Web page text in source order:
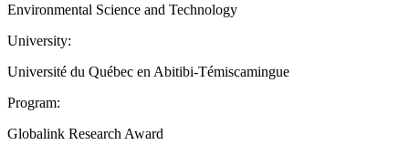
Environmental Science and Technology
University:
Université du Québec en Abitibi-Témiscamingue
Program:
Globalink Research Award